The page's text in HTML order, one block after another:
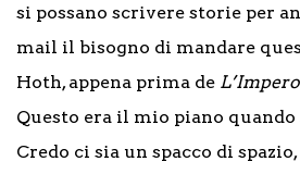
si possano scrivere storie per
mail il bisogno di mandare
Hoth, appena prima de
Questo era il mio piano
Credo ci sia un spacco di